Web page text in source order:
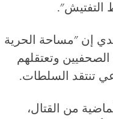
التفتيش".
إن "مساحة الحرية
وتعتقلهم
تنتقد السلطات.
من الصحفيين في اليمن خلال السنوات الـ 11 الماضية من القتال،